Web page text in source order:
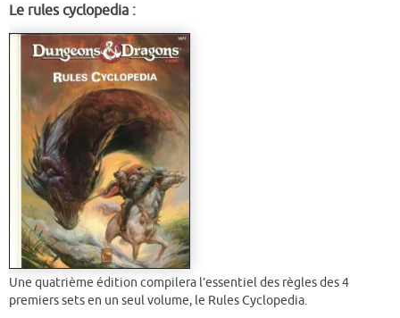
Le rules cyclopedia :
Une quatrième édition compilera l’essentiel des règles des 4
premiers sets en un seul volume, le Rules Cyclopedia.